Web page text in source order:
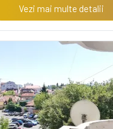
Vezi mai multe detalii